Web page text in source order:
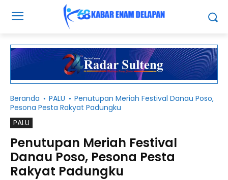
Beranda PALU
Penutupan Meriah Festival Danau Poso,
Pesona Pesta Rakyat Padungku
PALU
Penutupan Meriah Festival
Danau Poso, Pesona Pesta
Rakyat Padungku